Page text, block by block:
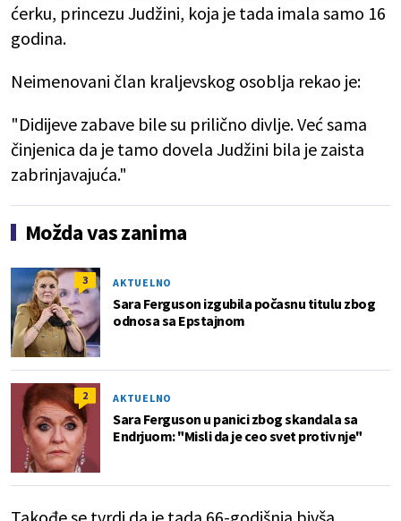
ćerku, princezu Judžini, koja je tada imala samo 16
godina.
Neimenovani član kraljevskog osoblja rekao je:
"Didijeve zabave bile su prilično divlje. Već sama
činjenica da je tamo dovela Judžini bila je zaista
zabrinjavajuća."
Možda vas zanima
3 AKTUELNO
Sara Ferguson izgubila počasnu titulu zbog
odnosa sa Epstajnom
2 AKTUELNO
Sara Ferguson u panici zbog skandala sa
Endrjuom: "Misli da je ceo svet protiv nje"